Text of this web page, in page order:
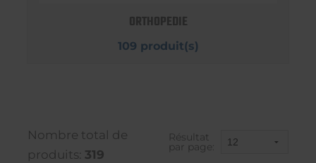
ORTHOPEDIE
109 produit(s)
Nombre total de
produits: 319
Résultat
par page: